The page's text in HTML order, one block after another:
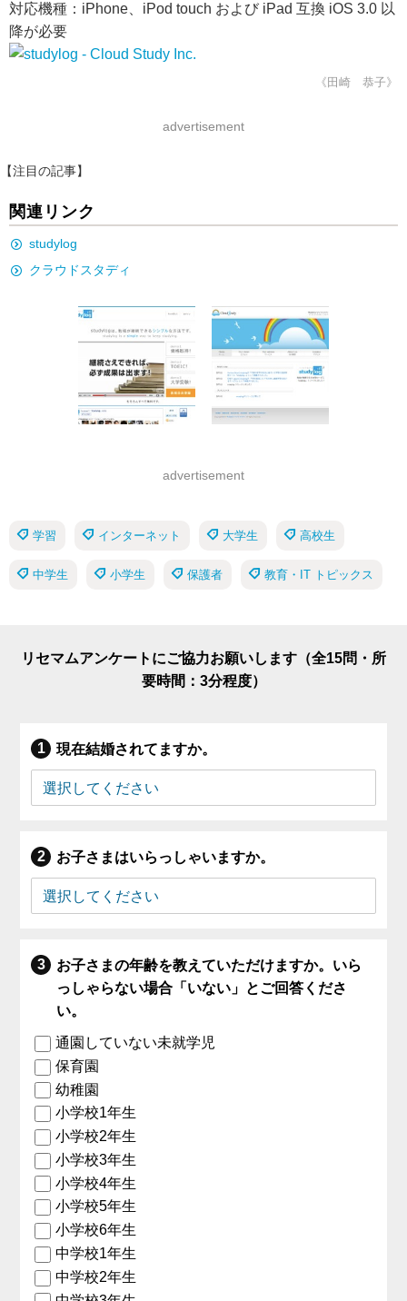
対応機種：iPhone、iPod touch および iPad 互換 iOS 3.0 以
降が必要
《田崎 恭子》
advertisement
【注目の記事】
関連リンク
studylog
クラウドスタディ
advertisement
学習 インターネット 大学生 高校生
中学生 小学生 保護者 教育・IT トピックス
リセマムアンケートにご協力お願いします（全15問・所
要時間：3分程度）
現在結婚されてますか。
お子さまはいらっしゃいますか。
お子さまの年齢を教えていただけますか。いら
っしゃらない場合「いない」とご回答くださ
い。
通園していない未就学児
保育園
幼稚園
小学校1年生
小学校2年生
小学校3年生
小学校4年生
小学校5年生
小学校6年生
中学校1年生
中学校2年生